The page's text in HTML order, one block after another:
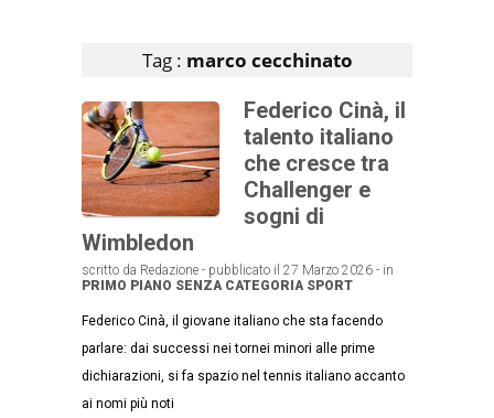
Tag : marco cecchinato
Federico Cinà, il
talento italiano
che cresce tra
Challenger e
sogni di
Wimbledon
scritto da Redazione - pubblicato il 27 Marzo 2026 - in
PRIMO PIANO SENZA CATEGORIA SPORT
Federico Cinà, il giovane italiano che sta facendo
parlare: dai successi nei tornei minori alle prime
dichiarazioni, si fa spazio nel tennis italiano accanto
ai nomi più noti